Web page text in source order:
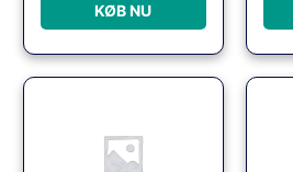
KØB NU